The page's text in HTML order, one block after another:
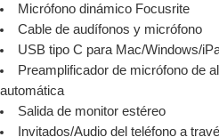
Micrófono dinámico Focusrite
Cable de audífonos y micrófono
USB tipo C para Mac/Windows/
Preamplificador de micrófono de
automática
Salida de monitor estéreo
Invitados/Audio del teléfono a